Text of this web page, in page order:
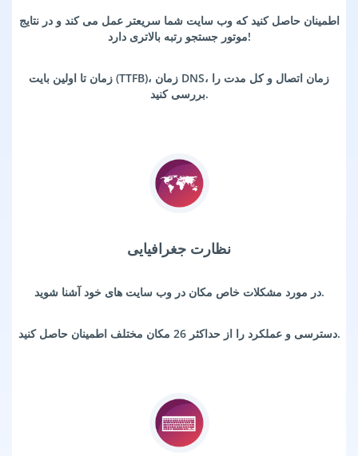
اطمینان حاصل کنید که وب سایت شما سریعتر عمل می کند و در نتایج
موتور جستجو رتبه بالاتری دارد!
زمان تا اولین بایت (TTFB)، زمان DNS، زمان اتصال و کل مدت را
بررسی کنید.
نظارت جغرافیایی
در مورد مشکلات خاص مکان در وب سایت های خود آشنا شوید.
دسترسی و عملکرد را از حداکثر 26 مکان مختلف اطمینان حاصل کنید.